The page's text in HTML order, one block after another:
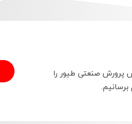
پرورش صنعتی طیور را